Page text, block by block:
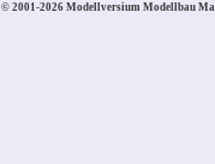
© 2001-2026 Modellversium Modellbau